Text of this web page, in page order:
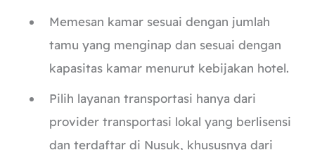
Memesan kamar sesuai dengan jumlah
tamu yang menginap dan sesuai dengan
kapasitas kamar menurut kebijakan hotel.
Pilih layanan transportasi hanya dari
provider transportasi lokal yang berlisensi
dan terdaftar di Nusuk, khususnya dari